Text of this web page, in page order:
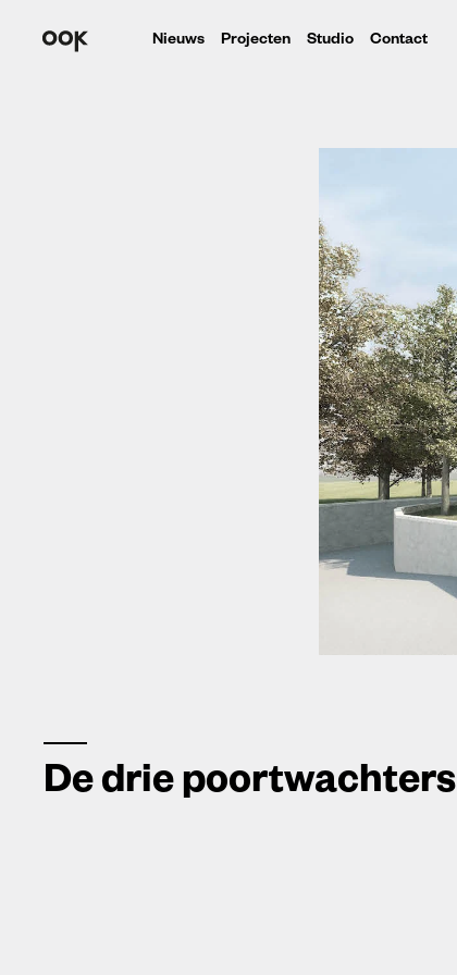
Nieuws Projecten Studio Contact
De drie poortwachters